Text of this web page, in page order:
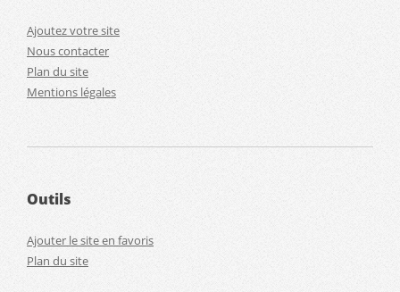
Ajoutez votre site
Nous contacter
Plan du site
Mentions légales
Outils
Ajouter le site en favoris
Plan du site